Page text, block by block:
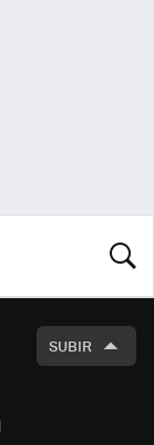
SUBIR